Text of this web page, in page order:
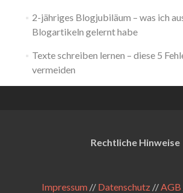
2-jähriges Blogjubiläum – was ich
Blogartikeln gelernt habe
Texte schreiben lernen – diese 5
vermeiden
Rechtliche Hinweise
Impressum// Datenschutz//AGB